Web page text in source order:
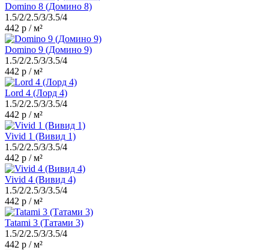
Domino 8 (Домино 8)
1.5/2/2.5/3/3.5/4
442 р / м²
Domino 9 (Домино 9)
1.5/2/2.5/3/3.5/4
442 р / м²
Lord 4 (Лорд 4)
1.5/2/2.5/3/3.5/4
442 р / м²
Vivid 1 (Вивид 1)
1.5/2/2.5/3/3.5/4
442 р / м²
Vivid 4 (Вивид 4)
1.5/2/2.5/3/3.5/4
442 р / м²
Tatami 3 (Татами 3)
1.5/2/2.5/3/3.5/4
442 р / м²